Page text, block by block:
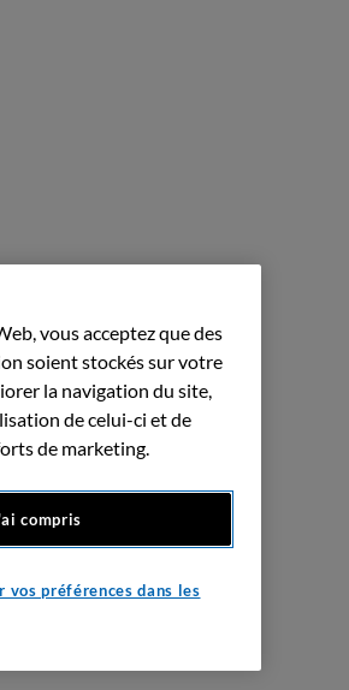
vous acceptez que des
soient stockés sur votre
la navigation du site,
de celui-ci et de
de marketing.
compris
vos préférences dans les